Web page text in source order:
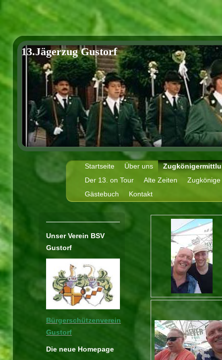
13.Jägerzug Gustorf
Startseite Über uns
Der 13. on Tour
Alte Zeiten
Gästebuch
Kontakt
Unser Verein BSV
Gustorf
Bürgerschützenverein
Gustorf
Die neue Homepage